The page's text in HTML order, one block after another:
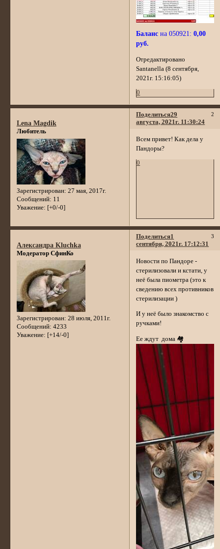
Баланс на 050921:0,00
руб.
Отредактировано
Santanella (8 сентября,
2021г. 15:16:05)
0
Поделиться 2
29
августа, 2021г. 11:30:24
Lena Magdik
Любитель
Зарегистрирован: 27 мая, 2017г.
Сообщений: 11
Уважение: [+0/-0]
Всем привет! Как дела у
Пандоры?
0
Поделиться 3
1
сентября, 2021г. 17:12:31
Александра Kluchka
Модератор СфинКо
Зарегистрирован: 28 июля, 2011г.
Сообщений: 4233
Уважение: [+14/-0]
Новости по Пандоре -
стерилизовали и кстати, у
неё была пиометра (это к
сведению всех противников
стерилизации )
И у неё было знакомство с
ручками!
Ее ждут дома 🏘